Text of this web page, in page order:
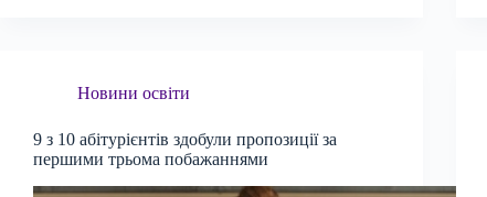
Новини освіти
9 з 10 абітурієнтів здобули пропозиції за
першими трьома побажаннями